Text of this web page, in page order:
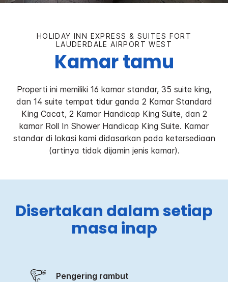
HOLIDAY INN EXPRESS & SUITES FORT
LAUDERDALE AIRPORT WEST
Kamar tamu
Properti ini memiliki 16 kamar standar, 35 suite king,
dan 14 suite tempat tidur ganda 2 Kamar Standard
King Cacat, 2 Kamar Handicap King Suite, dan 2
kamar Roll In Shower Handicap King Suite. Kamar
standar di lokasi kami didasarkan pada ketersediaan
(artinya tidak dijamin jenis kamar).
Disertakan dalam setiap
masa inap
Pengering rambut